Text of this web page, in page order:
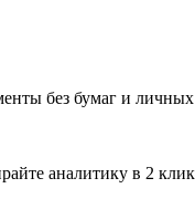
без бумаг и личных
аналитику в 2